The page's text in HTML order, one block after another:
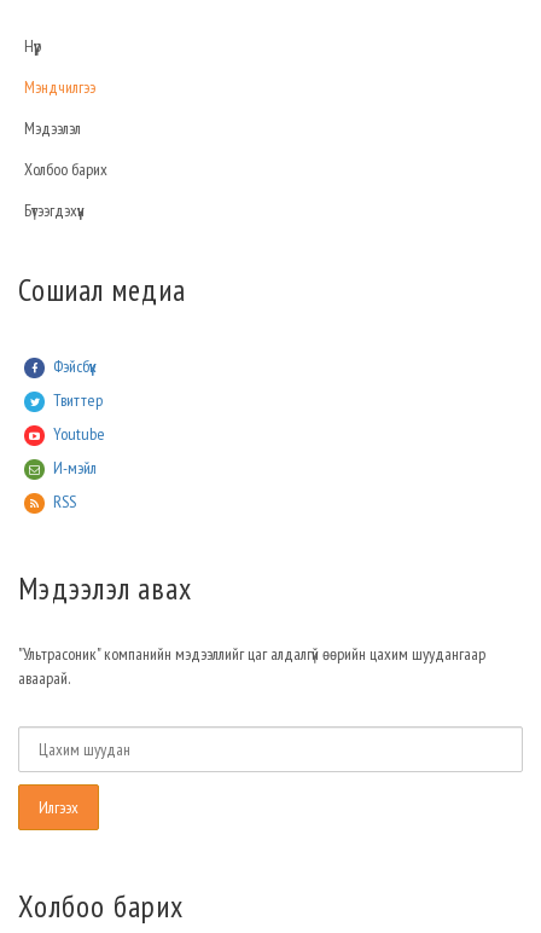
Нүүр
Мэндчилгээ
Мэдээлэл
Холбоо барих
Бүтээгдэхүүн
Сошиал медиа
Фэйсбүүк
Твиттер
Youtube
И-мэйл
RSS
Мэдээлэл авах
"Ультрасоник" компанийн мэдээллийг цаг алдалгүй өөрийн цахим шуудангаар
аваарай.
Холбоо барих